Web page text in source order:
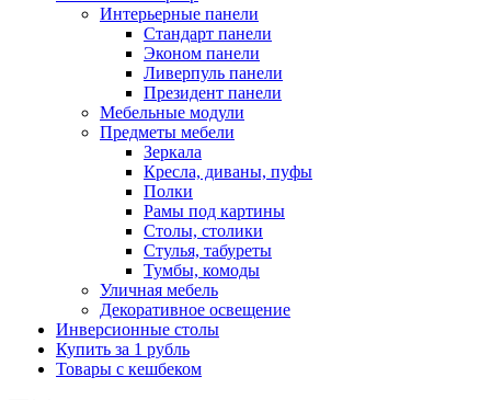
Интерьерные панели
Стандарт панели
Эконом панели
Ливерпуль панели
Президент панели
Мебельные модули
Предметы мебели
Зеркала
Кресла, диваны, пуфы
Полки
Рамы под картины
Столы, столики
Стулья, табуреты
Тумбы, комоды
Уличная мебель
Декоративное освещение
Инверсионные столы
Купить за 1 рубль
Товары с кешбеком